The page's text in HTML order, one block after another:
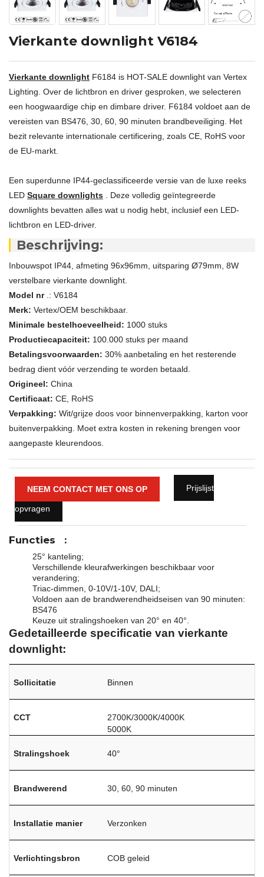
Vierkante downlight V6184
Vierkante downlight F6184 is HOT-SALE downlight van Vertex
Lighting. Over de lichtbron en driver gesproken, we selecteren
een hoogwaardige chip en dimbare driver. F6184 voldoet aan de
vereisten van BS476, 30, 60, 90 minuten brandbeveiliging. Het
bezit relevante internationale certificering, zoals CE, RoHS voor
de EU-markt.
Een superdunne IP44-geclassificeerde versie van de luxe reeks
LED Square downlights . Deze volledig geïntegreerde
downlights bevatten alles wat u nodig hebt, inclusief een LED-
lichtbron en LED-driver.
Beschrijving:
Inbouwspot IP44, afmeting 96x96mm, uitsparing Ø79mm, 8W
verstelbare vierkante downlight.
Model nr .: V6184
Merk: Vertex/OEM beschikbaar.
Minimale bestelhoeveelheid: 1000 stuks
Productiecapaciteit: 100.000 stuks per maand
Betalingsvoorwaarden: 30% aanbetaling en het resterende
bedrag dient vóór verzending te worden betaald.
Origineel: China
Certificaat: CE, RoHS
Verpakking: Wit/grijze doos voor binnenverpakking, karton voor
buitenverpakking. Moet extra kosten in rekening brengen voor
aangepaste kleurendoos.
NEEM CONTACT MET ONS OP Prijslijst
opvragen
Functies :
25° kanteling;
Verschillende kleurafwerkingen beschikbaar voor
verandering;
Triac-dimmen, 0-10V/1-10V, DALI;
Voldoen aan de brandwerendheidseisen van 90 minuten:
BS476
Keuze uit stralingshoeken van 20° en 40°.
Gedetailleerde specificatie van vierkante
downlight:
Sollicitatie Binnen
CCT
2700K/3000K/4000K
5000K
Stralingshoek 40°
Brandwerend 30, 60, 90 minuten
Installatie manier Verzonken
Verlichtingsbron COB geleid